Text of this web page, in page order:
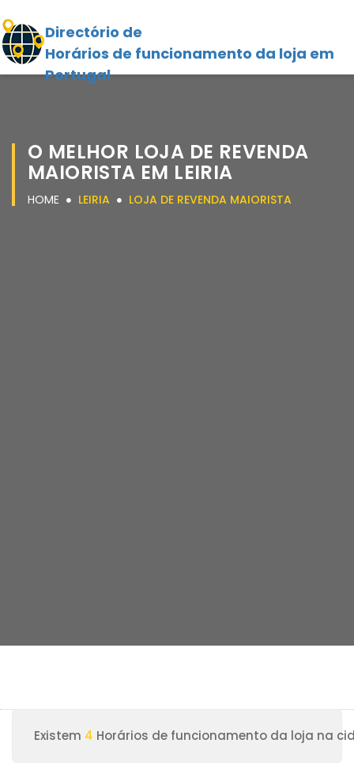
Directório de
Horários de funcionamento da loja em
Portugal
O MELHOR LOJA DE REVENDA
MAIORISTA EM LEIRIA
HOME LEIRIA LOJA DE REVENDA MAIORISTA
Existem 4 Horários de funcionamento da loja na